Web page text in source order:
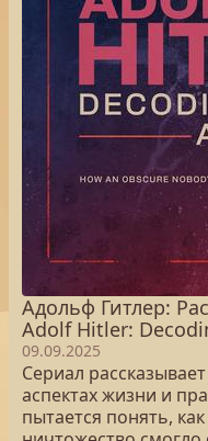
Адольф Гитлер:
Adolf Hitler:
09.09.2025
Сериал
аспектах жизни и
пытается понять,